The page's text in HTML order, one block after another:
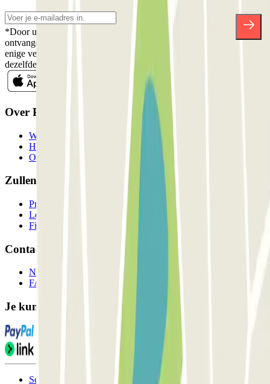
*Door u in te schrijven aanvaardt u ons Privacybeleid voor het
ontvangen van commerciële communicatie van Parclick. Zonder
enige verplichting kunt u zich uitschrijven wanneer u maar wilt in
dezelfde nieuwsbrief.
Over Parclick
Wie we zijn
Hoe het werkt
Onze parkeergarages
Zullen we samenwerken?
Professionals
Leverancier parkeren
Filialen
Contact
Neem contact met ons op
FAQ
Je kunt deze betaalmethoden gebruiken:
Servicevoorwaarden